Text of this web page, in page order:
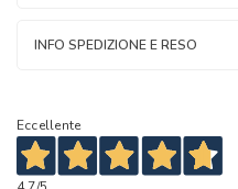
INFO SPEDIZIONE E RESO
Eccellente